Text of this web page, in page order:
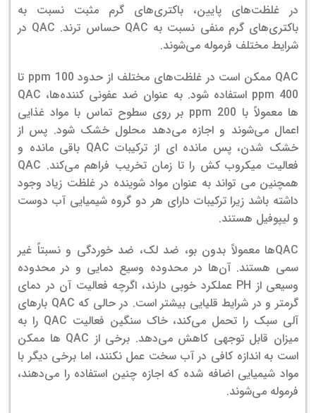
در غلظت‌های پایین، باکتری‌های گرم مثبت نسبت به
باکتری‌های گرم منفی نسبت به QAC حساس ترند. QAC در
شرایط مختلف فرموله می‌شوند.
QAC ممکن است در غلظت‌های مختلف از حدود 100 ppm تا
400 ppm استفاده شود. به عنوان ضد عفونی کننده‌ها، QAC
ها معمولاً با ppm 200 بر روی سطوح تماس با مواد غذایی
اعمال می‌شوند و اجازه می‌دهد محلول خشک شود. پس از
خشک شدن، پس مانده ای از ترکیبات QAC باقی مانده و
فعالیت میکروب کش را تا زمان تخریب فراهم می‌کند. QAC
همچنین می تواند به عنوان مواد شوینده در غلظت زیاد وجود
داشته باشد زیرا ترکیبات دارای هر دو گروه شیمیایی آب دوست
و لیپوفیل هستند.
QAC‌ها معمولاً بدون بو، ضد لک، ضد خوردگی و نسبتاً غیر
سمی هستند. آن‌ها در محدوده وسیع دمایی و در محدوده
وسیعی از PH عملکرد خوبی دارند، اگرچه فعالیت آن در دمای
گرمتر و در شرایط قلیایی بیشتر است. در حالی که QAC بارهای
آلی سبک را تحمل می‌کند، خاک سنگین فعالیت QAC را به
میزان قابل توجهی کاهش می‌دهد. برخی از QAC ها ممکن
است به اندازه کافی در آب سخت عمل نکنند، اما برخی دیگر با
مواد شیمیایی اضافه شده که اجازه چنین استفاده را می‌دهند،
فرموله می‌شوند.